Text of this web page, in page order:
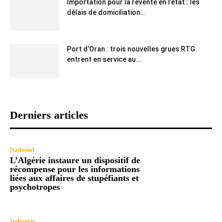
Importation pour la revente en l’état : les
délais de domiciliation...
Port d’Oran : trois nouvelles grues RTG
entrent en service au...
Derniers articles
National
L’Algérie instaure un dispositif de
récompense pour les informations
liées aux affaires de stupéfiants et
psychotropes